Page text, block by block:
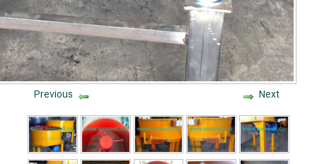
Previous Next